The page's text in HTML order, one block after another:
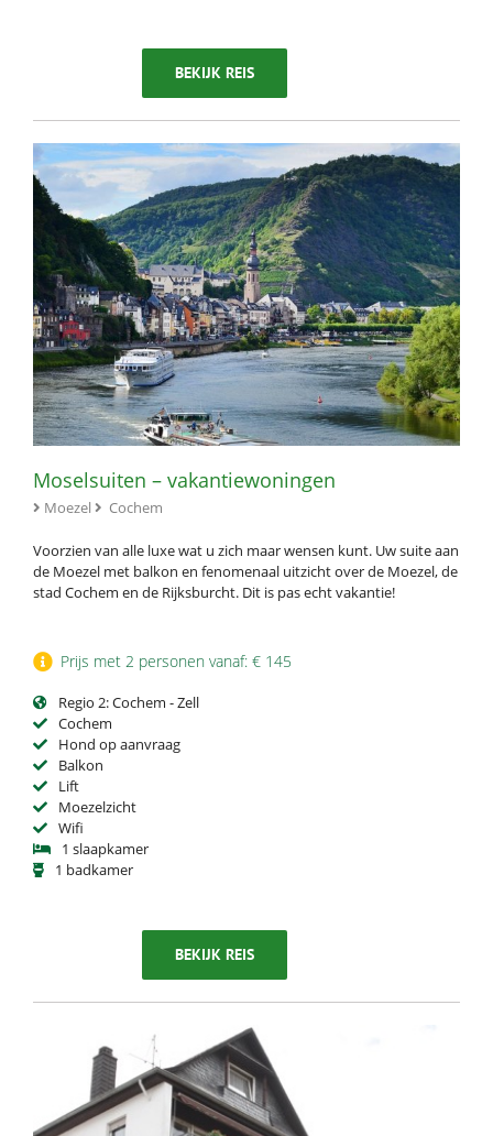
BEKIJK REIS
Moselsuiten – vakantiewoningen
Moezel Cochem
Voorzien van alle luxe wat u zich maar wensen kunt. Uw suite aan
de Moezel met balkon en fenomenaal uitzicht over de Moezel, de
stad Cochem en de Rijksburcht. Dit is pas echt vakantie!
Prijs met 2 personen vanaf: € 145
Regio 2: Cochem - Zell
Cochem
Hond op aanvraag
Balkon
Lift
Moezelzicht
Wifi
1 slaapkamer
1 badkamer
BEKIJK REIS